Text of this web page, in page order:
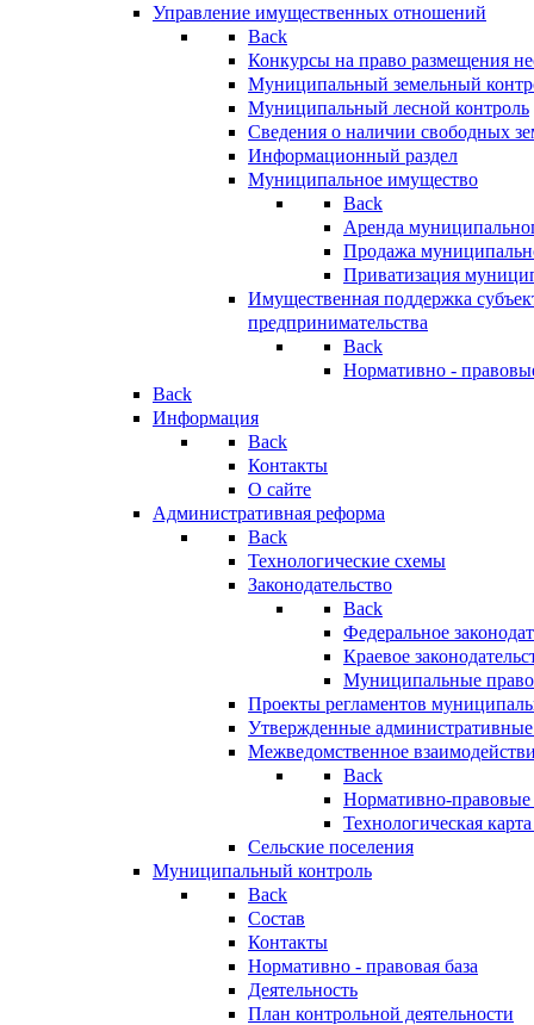
Управление имущественных отношений
Back
Конкурсы на право размещения
Муниципальный земельный
Муниципальный лесной контроль
Сведения о наличии свободных
Информационный раздел
Муниципальное имущество
Back
Аренда
Продажа
Приватизация
Имущественная поддержка
предпринимательства
Back
Нормативно -
Back
Информация
Back
Контакты
О сайте
Административная реформа
Back
Технологические схемы
Законодательство
Back
Федеральное
Краевое
Муниципальные
Проекты регламентов
Утвержденные
Межведомственное
Back
Нормативно-правовые
Технологическая
Сельские поселения
Муниципальный контроль
Back
Состав
Контакты
Нормативно - правовая база
Деятельность
План контрольной деятельности